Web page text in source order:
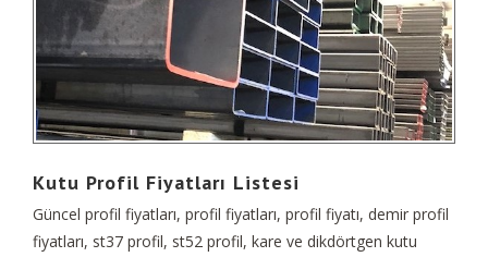
Kutu Profil Fiyatları Listesi
Güncel profil fiyatları, profil fiyatları, profil fiyatı, demir profil
fiyatları, st37 profil, st52 profil, kare ve dikdörtgen kutu